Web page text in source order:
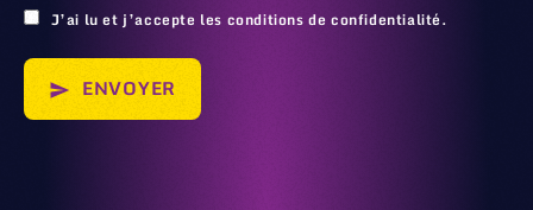
J’ai lu et j’accepte les conditions de confidentialité.
send ENVOYER